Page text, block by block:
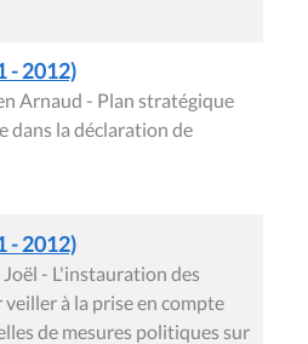
- 2012)
Arnaud - Plan stratégique
dans la déclaration de
- 2012)
- L'instauration des
à la prise en compte
de mesures politiques sur